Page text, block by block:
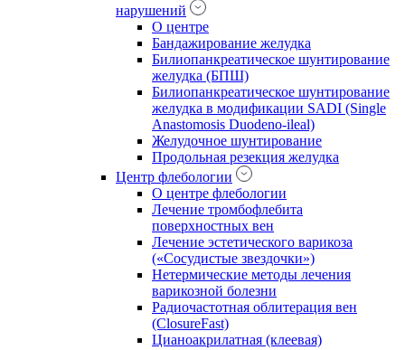
нарушений
О центре
Бандажирование желудка
Билиопанкреатическое шунтирование
желудка (БПШ)
Билиопанкреатическое шунтирование
желудка в модификации SADI (Single
Anastomosis Duodeno-ileal)
Желудочное шунтирование
Продольная резекция желудка
Центр флебологии
О центре флебологии
Лечение тромбофлебита
поверхностных вен
Лечение эстетического варикоза
(«Сосудистые звездочки»)
Нетермические методы лечения
варикозной болезни
Радиочастотная облитерация вен
(ClosureFast)
Цианоакрилатная (клеевая)